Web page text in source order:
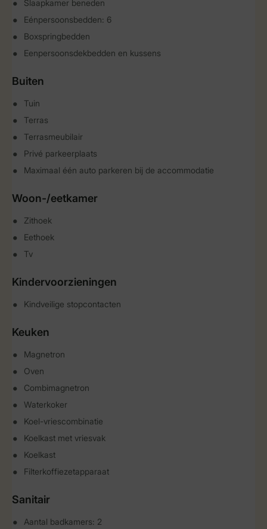
Slaapkamer beneden
Eénpersoonsbedden: 6
Boxspringbedden
Eenpersoonsdekbedden en kussens
Buiten
Tuin
Terras
Terrasmeubilair
Privé parkeerplaats
Maximaal één auto parkeren bij de accommodatie
Woon-/eetkamer
Zithoek
Eethoek
Tv
Kindervoorzieningen
Kindveilige stopcontacten
Keuken
Magnetron
Oven
Combimagnetron
Waterkoker
Koel-vriescombinatie
Koelkast met vriesvak
Koelkast
Filterkoffiezetapparaat
Sanitair
Aantal badkamers: 2